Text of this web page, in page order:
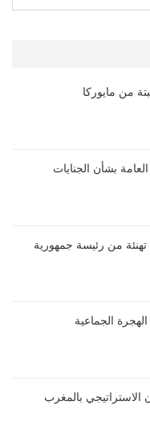
من مايوركا
بشأن الجنايات
تهنئة من رئيسة جمهورية
الاستراتيجي بالمغرب